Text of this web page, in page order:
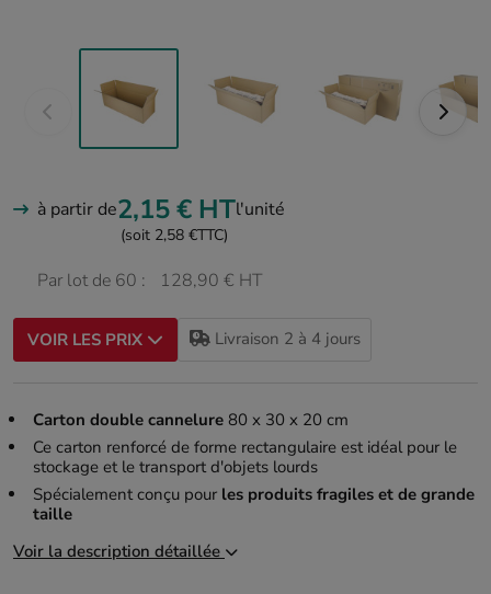
à partir de2,15 € HTl'unité
(soit 2,58 €TTC)
Par lot de 60 : 128,90 € HT
VOIR LES PRIX Livraison 2 à 4 jours
Carton double cannelure80 x 30 x 20 cm
Ce carton renforcé de forme rectangulaire est idéal pour le
stockage et le transport d'objets lourds
Spécialement conçu pour les produits fragiles et de grande
taille
Voir la description détaillée